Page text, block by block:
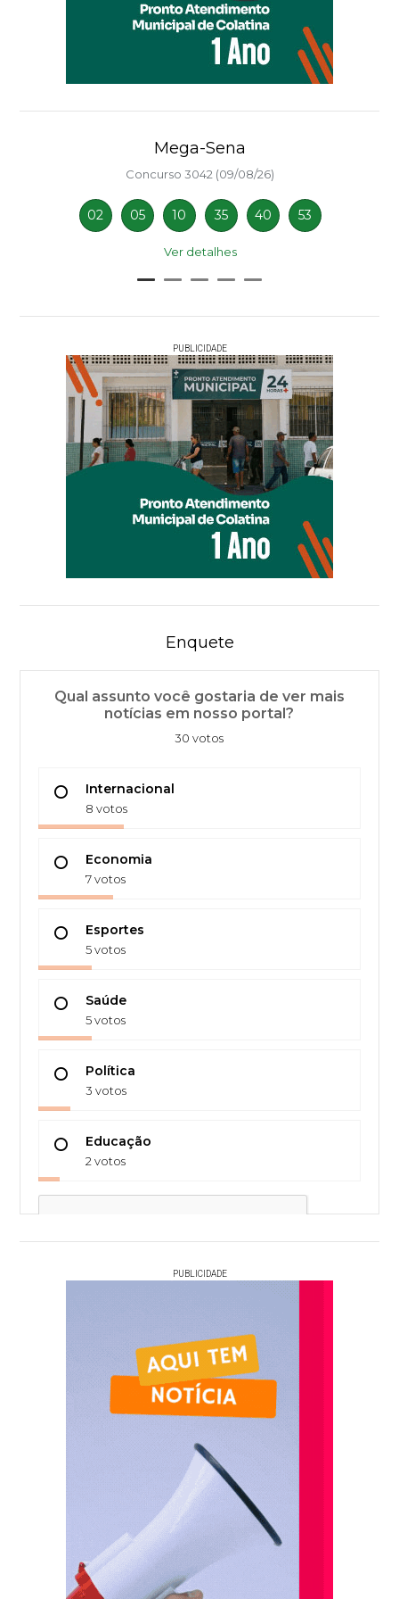
Mega-Sena
Concurso 3042 (09/08/26)
02 05 10 35 40 53
Ver detalhes
PUBLICIDADE
Enquete
Qual assunto você gostaria de ver mais
notícias em nosso portal?
30 votos
Internacional
8 votos
Economia
7 votos
Esportes
5 votos
Saúde
5 votos
Política
3 votos
Educação
2 votos
PUBLICIDADE